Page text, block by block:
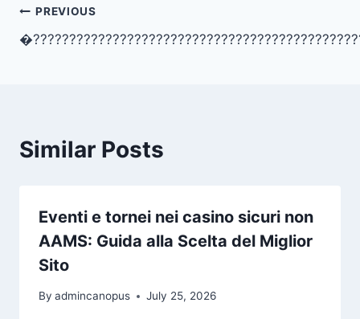
Post
navigation
PREVIOUS
Similar Posts
Eventi e tornei nei casino sicuri non
AAMS: Guida alla Scelta del Miglior
Sito
By admincanopus July 25, 2026